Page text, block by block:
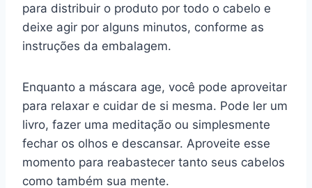
para distribuir o produto por todo o cabelo e
deixe agir por alguns minutos, conforme as
instruções da embalagem.
Enquanto a máscara age, você pode aproveitar
para relaxar e cuidar de si mesma. Pode ler um
livro, fazer uma meditação ou simplesmente
fechar os olhos e descansar. Aproveite esse
momento para reabastecer tanto seus cabelos
como também sua mente.